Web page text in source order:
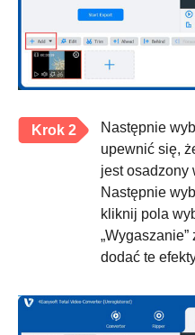
Krok 2
Następnie
upewnić się,
jest osadzony
Następnie
kliknij pola
dodać te